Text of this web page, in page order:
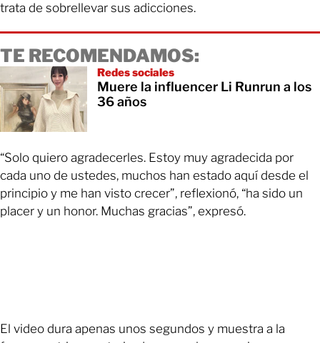
trata de sobrellevar sus adicciones.
TE RECOMENDAMOS:
Redes sociales
Muere la influencer Li Runrun a los
36 años
“Solo quiero agradecerles. Estoy muy agradecida por
cada uno de ustedes, muchos han estado aquí desde el
principio y me han visto crecer”, reflexionó, “ha sido un
placer y un honor. Muchas gracias”, expresó.
El video dura apenas unos segundos y muestra a la